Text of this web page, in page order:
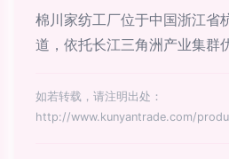
棉川家纺工厂位于中国浙江省
道，依托长江三角洲产业集群
如若转载，请注明出处：
http://www.kunyantrade.com/